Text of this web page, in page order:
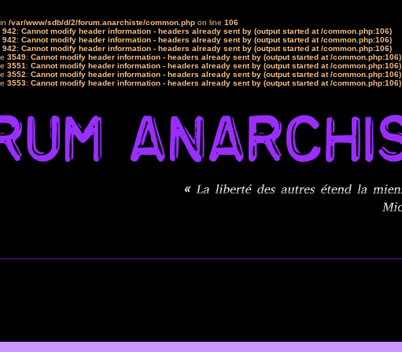
/var/www/sdb/d/2/forum.anarchiste/common.php on line 106
942: Cannot modify header information - headers already sent by (output started at /common.php:106)
942: Cannot modify header information - headers already sent by (output started at /common.php:106)
942: Cannot modify header information - headers already sent by (output started at /common.php:106)
3549: Cannot modify header information - headers already sent by (output started at /common.php:106)
3551: Cannot modify header information - headers already sent by (output started at /common.php:106)
3552: Cannot modify header information - headers already sent by (output started at /common.php:106)
3553: Cannot modify header information - headers already sent by (output started at /common.php:106)